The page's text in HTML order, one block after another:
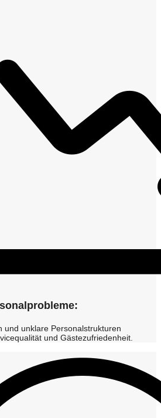
und unklare Personalstrukturen
und Gästezufriedenheit.